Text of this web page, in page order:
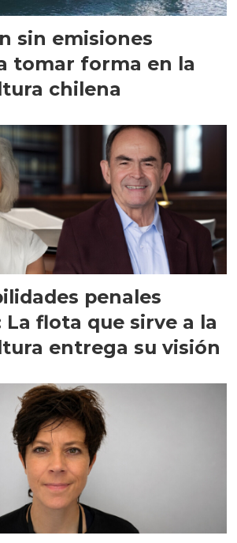
sin emisiones
tomar forma en la
chilena
penales
flota que sirve a la
entrega su visión